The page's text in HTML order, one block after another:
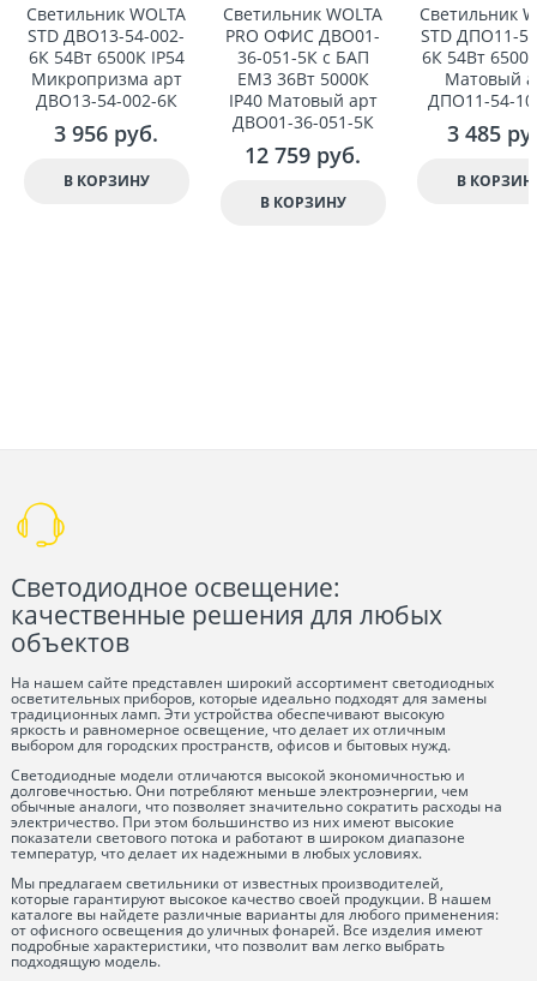
Светильник WOLTA
STD ДВО13-54-002-
6К 54Вт 6500К IP54
Микропризма арт
ДВО13-54-002-6К
3 956 руб.
В КОРЗИНУ
Светильник WOLTA
PRO ОФИС ДВО01-
36-051-5К с БАП
EM3 36Вт 5000К
IP40 Матовый арт
ДВО01-36-051-5К
12 759 руб.
В КОРЗИНУ
Светильник
STD ДПО11-
6К 54Вт
Матовый
ДПО11-54-
3 485
В
Светодиодное освещение:
качественные решения для любых
объектов
На нашем сайте представлен широкий ассортимент светодиодных
осветительных приборов, которые идеально подходят для замены
традиционных ламп. Эти устройства обеспечивают высокую
яркость и равномерное освещение, что делает их отличным
выбором для городских пространств, офисов и бытовых нужд.
Светодиодные модели отличаются высокой экономичностью и
долговечностью. Они потребляют меньше электроэнергии, чем
обычные аналоги, что позволяет значительно сократить расходы на
электричество. При этом большинство из них имеют высокие
показатели светового потока и работают в широком диапазоне
температур, что делает их надежными в любых условиях.
Мы предлагаем светильники от известных производителей,
которые гарантируют высокое качество своей продукции. В нашем
каталоге вы найдете различные варианты для любого применения:
от офисного освещения до уличных фонарей. Все изделия имеют
подробные характеристики, что позволит вам легко выбрать
подходящую модель.